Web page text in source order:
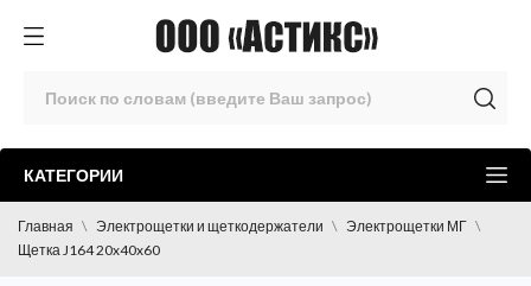
КАТЕГОРИИ
Главная Электрощетки и щеткодержатели
Электрощетки МГ
Щетка J164 20x40x60